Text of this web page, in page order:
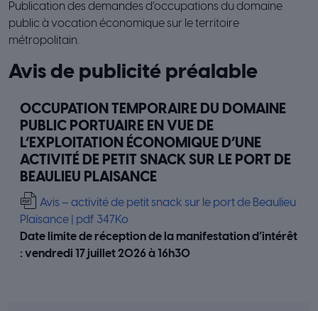
Publication des demandes d’occupations du domaine
public à vocation économique sur le territoire
métropolitain.
Avis de publicité préalable
OCCUPATION TEMPORAIRE DU DOMAINE
PUBLIC PORTUAIRE EN VUE DE
L’EXPLOITATION ÉCONOMIQUE D’UNE
ACTIVITÉ DE PETIT SNACK SUR LE PORT DE
BEAULIEU PLAISANCE
Avis – activité de petit snack sur le port de Beaulieu
Plaisance | pdf 347Ko
Date limite de réception de la manifestation d’intérêt
: vendredi 17 juillet 2026 à 16h30